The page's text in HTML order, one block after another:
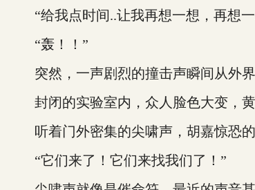
“给我点时间..让我再想一想，再想一
“轰！！”
突然，一声剧烈的撞击声瞬间从外界
封闭的实验室内，众人脸色大变，黄
听着门外密集的尖啸声，胡嘉惊恐的
“它们来了！它们来找我们了！”